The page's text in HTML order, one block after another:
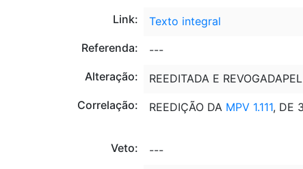
Link:
Texto integral
Referenda:
---
Alteração:
REEDITADA E
Correlação:
REEDIÇÃO DA MPV 1.111, DE
Veto:
---